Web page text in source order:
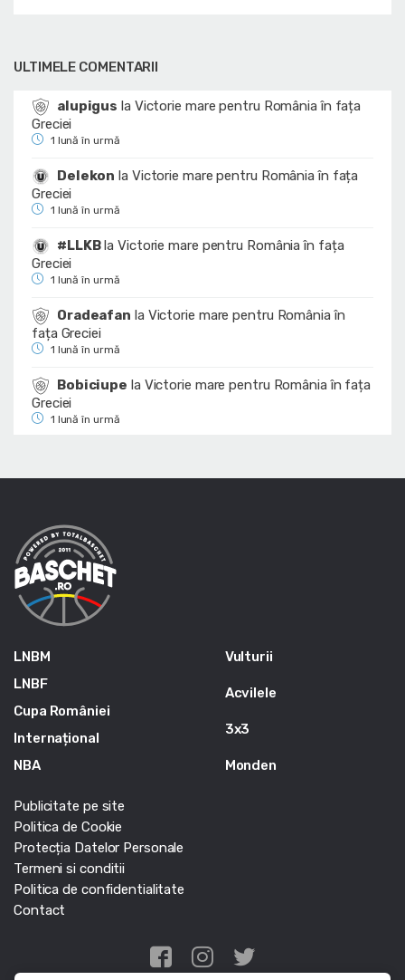
ULTIMELE COMENTARII
alupigus la Victorie mare pentru România în fața
Greciei
1 lună în urmă
Delekon la Victorie mare pentru România în fața
Greciei
1 lună în urmă
#LLKBlaVictorie mare pentru România în fața
Greciei
1 lună în urmă
Oradeafan la Victorie mare pentru România în
fața Greciei
1 lună în urmă
Bobiciupe la Victorie mare pentru România în fața
Greciei
1 lună în urmă
LNBM
LNBF
Cupa României
Internațional
NBA
Vulturii
Acvilele
3x3
Monden
Publicitate pe site
Politica de Cookie
Protecția Datelor Personale
Termeni si conditii
Politica de confidentialitate
Contact